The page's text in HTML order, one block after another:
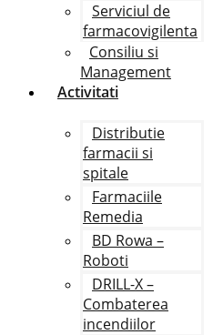
Serviciul de
farmacovigilenta
Consiliu si
Management
Activitati
Distributie
farmacii si
spitale
Farmaciile
Remedia
BD Rowa –
Roboti
DRILL-X –
Combaterea
incendiilor